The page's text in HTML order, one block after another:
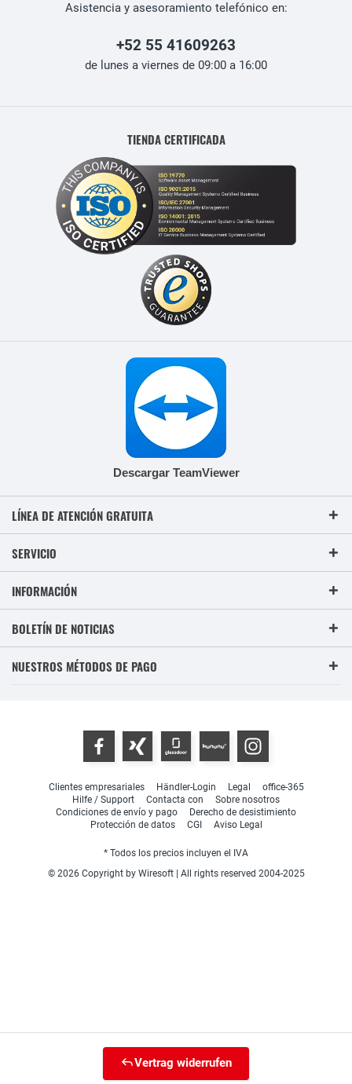
Asistencia y asesoramiento telefónico en:
+52 55 41609263
de lunes a viernes de 09:00 a 16:00
TIENDA CERTIFICADA
Descargar TeamViewer
LÍNEA DE ATENCIÓN GRATUITA
SERVICIO
INFORMACIÓN
BOLETÍN DE NOTICIAS
NUESTROS MÉTODOS DE PAGO
Clientes empresariales Händler-Login Legal
office-365
Hilfe / Support
Contacta con
Sobre nosotros
Condiciones de envío y pago
Derecho de desistimiento
Protección de datos
CGI Aviso Legal
* Todos los precios incluyen el IVA
© 2026 Copyright by Wiresoft | All rights reserved 2004-2025
Vertrag widerrufen